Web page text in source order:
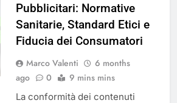
Pubblicitari: Normative
Sanitarie, Standard Etici e
Fiducia dei Consumatori
Marco Valenti
6 months
ago
0 9 mins mins
La conformità dei contenuti